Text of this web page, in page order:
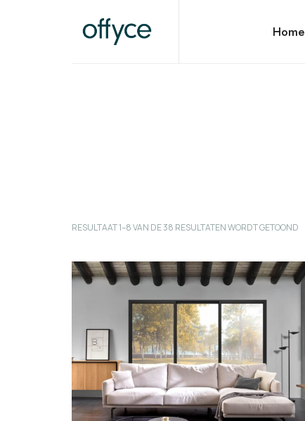
OFFYCE.NL Home
RESULTAAT 1–8 VAN DE 38 RESULTATEN WORDT GETOOND